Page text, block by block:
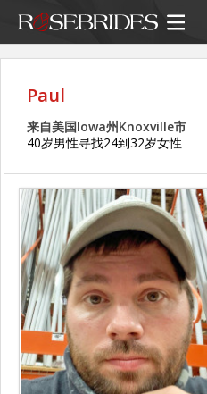
Paul
来自美国Iowa州Knoxville市
40岁男性寻找24到32岁女性